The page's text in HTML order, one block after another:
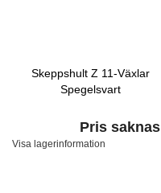
Skeppshult Z 11-Växlar
Spegelsvart
Pris saknas
Visa lagerinformation